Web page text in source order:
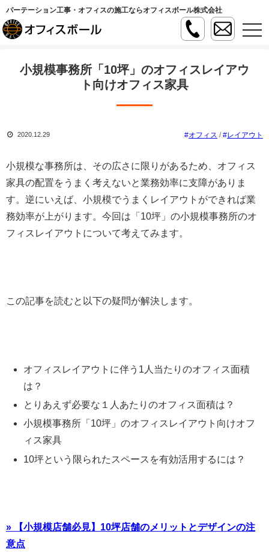
パーテーション工事・オフィスの施工ならオフィスボール株式会社
t
o
t
n
小規模事務所「10坪」のオフィスレイアウ
ト向けオフィス家具
2020.12.29 オフィス / レイアウト
小規模な事務所は、その広さに限りがあるため、オフィス
家具の配置をうまく考えないと業務効率に支障がありま
す。逆にいえば、小規模でうまくレイアウトができれば業
務効率が上がります。今回は「10坪」の小規模事務所のオ
フィスレイアウトについて考えてみます。
この記事を読むと以下の疑問が解決します。
オフィスレイアウトに伴う1人当たりのオフィス面積
は？
とりあえず必要な１人あたりのオフィス面積は？
小規模事務所「10坪」のオフィスレイアウト向けオフ
ィス家具
10坪という限られたスペースを有効活用するには？
» 【小規模店舗必見】10坪店舗のメリットとデザインの注
意点